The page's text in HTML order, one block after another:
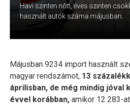
Havi szinten nőtt, éves szinten
használt autók száma májusban.
Májusban 9234 import használt
magyar rendszámot, 13
áprilisban, de még mindig jóval
évvel korábban, amikor 12 283-